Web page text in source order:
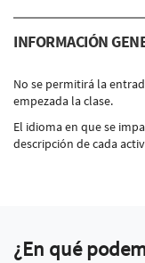
INFORMACIÓN
No se permitirá la
empezada la clase.
El idioma en que se
descripción de cada
¿En qué